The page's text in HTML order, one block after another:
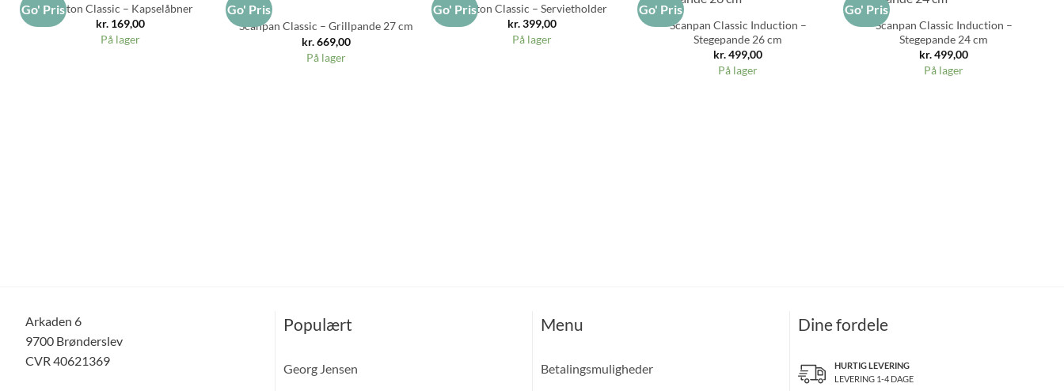
Go' PrisStelton Classic – Kapselåbner
kr. 169,00
På lager
Go' Pris
Scanpan Classic – Grillpande 27 cm
kr.669,00
På lager
Go' PrisStelton Classic – Servietholder
kr.399,00
På lager
Go' Pris
Scanpan Classic Induction –
Stegepande 26 cm
kr.499,00
På lager
Go' Pris
Scanpan Classic Induction –
Stegepande 24 cm
kr.499,00
På lager
Arkaden 6
9700 Brønderslev
CVR 40621369
Populært
Georg Jensen
Menu
Betalingsmuligheder
Dine fordele
HURTIG LEVERING
LEVERING 1-4 DAGE